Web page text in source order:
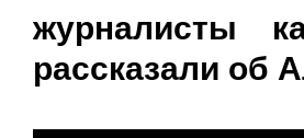
журналисты
рассказали об